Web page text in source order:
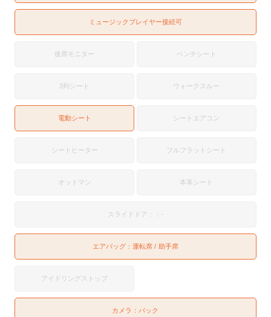
ミュージックプレイヤー接続可
後席モニター ベンチシート
3列シート ウォークスルー
電動シート シートエアコン
シートヒーター フルフラットシート
オットマン 本革シート
スライドドア：：-
エアバッグ： 運転席 助手席
アイドリングストップ
カメラ： バック